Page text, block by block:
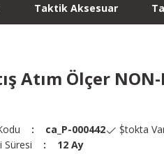
Taktik Aksesuar
Atım Ölçer NON-
ca_P-000442 Stokta
Süresi 12 Ay